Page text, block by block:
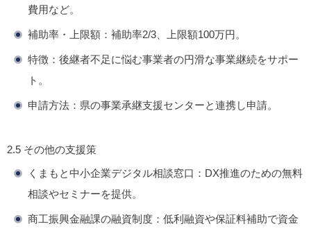
費用など。
補助率・上限額 ：補助率2/3、上限額100万円。
特徴 ：後継者不足に悩む事業者の円滑な事業継続をサポー
ト。
申請方法 ：県の事業承継支援センターと連携し申請。
2.5 その他の支援策
くまもと中小企業デジタル相談窓口 ：DX推進のための無料
相談やセミナーを提供。
商工振興金融課の融資制度 ：低利融資や保証料補助で資金